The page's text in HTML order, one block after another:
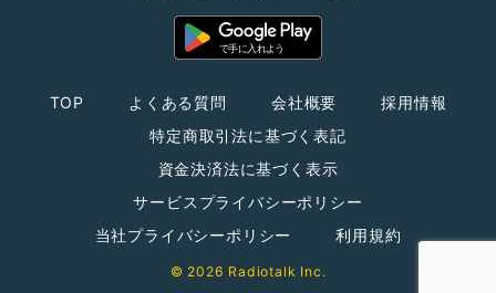
TOP よくある質問 会社概要
採用情報
特定商取引法に基づく表記
資金決済法に基づく表示
サービスプライバシーポリシー
当社プライバシーポリシー
利用規約
© 2026 Radiotalk Inc.